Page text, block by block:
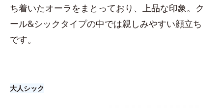
ち着いたオーラをまとっており、上品な印象。ク
ール&シックタイプの中では親しみやすい顔立ち
です。
大人シック